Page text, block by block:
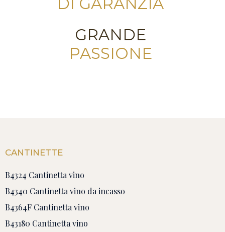
GRANDE
PASSIONE
CANTINETTE
B4324 Cantinetta vino
B4340 Cantinetta vino da incasso
B4364F Cantinetta vino
B43180 Cantinetta vino